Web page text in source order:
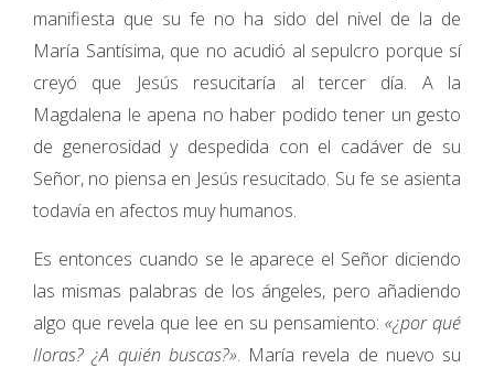
manifiesta que su fe no ha sido del nivel de la de
María Santísima, que no acudió al sepulcro porque sí
creyó que Jesús resucitaría al tercer día. A la
Magdalena le apena no haber podido tener un gesto
de generosidad y despedida con el cadáver de su
Señor, no piensa en Jesús resucitado. Su fe se asienta
todavía en afectos muy humanos.
Es entonces cuando se le aparece el Señor diciendo
las mismas palabras de los ángeles, pero añadiendo
algo que revela que lee en su pensamiento: «¿por qué
lloras? ¿A quién buscas?». María revela de nuevo su